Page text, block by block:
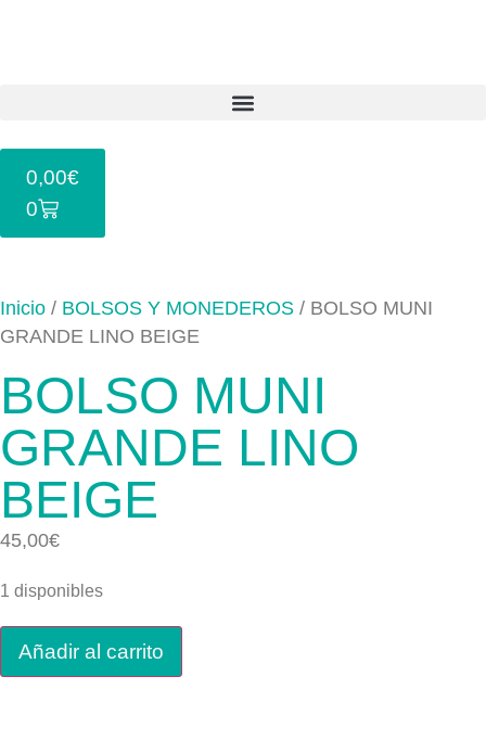
0,00€
0
Inicio / BOLSOS Y MONEDEROS / BOLSO MUNI
GRANDE LINO BEIGE
BOLSO MUNI
GRANDE LINO
BEIGE
45,00€
1 disponibles
Añadir al carrito